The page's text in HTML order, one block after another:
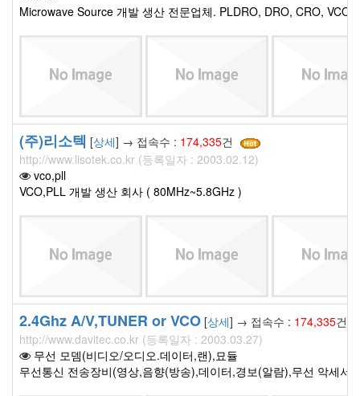
Microwave Source 개발 생산 전문업체. PLDRO, DRO, CRO, VCO
(주)리소텍 [상세] → 접속수 : 174,335건
http://www.lisotek.co.kr (등록일자 : 2003.02.12)
vco,pll
VCO,PLL 개발 생산 회사 ( 80MHz~5.8GHz )
2.4Ghz A/V,TUNER or VCO [상세] → 접속수 : 174,335건
http://www.davitec.co.kr (등록일자 : 2003.03.27)
무선 모뎀(비디오/오디오.데이터,랜),묘듈
무선통신 전송장비(영상,음향(방송),데이터,경보(알람),무선 악세서